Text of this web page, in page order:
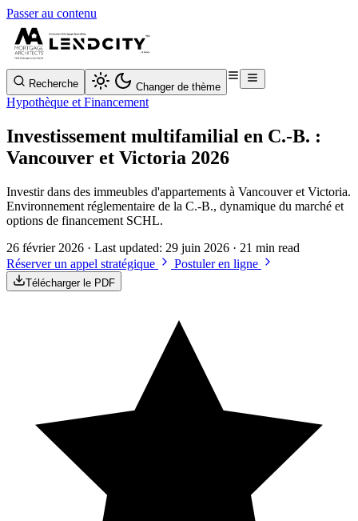
Passer au contenu
Recherche Changer de thème
Hypothèque et Financement
Investissement multifamilial en C.-B. :
Vancouver et Victoria 2026
Investir dans des immeubles d'appartements à Vancouver et Victoria.
Environnement réglementaire de la C.-B., dynamique du marché et
options de financement SCHL.
26 février 2026 · Last updated: 29 juin 2026 · 21 min read
Réserver un appel stratégique
Postuler en ligne
Télécharger le PDF